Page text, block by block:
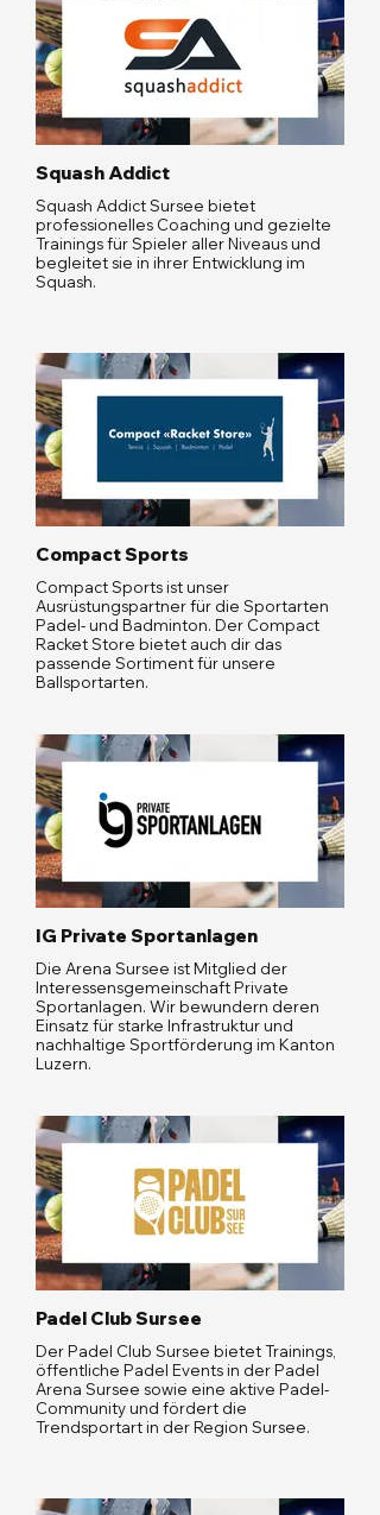
Squash Addict
Squash Addict Sursee bietet
professionelles Coaching und gezielte
Trainings für Spieler aller Niveaus und
begleitet sie in ihrer Entwicklung im
Squash.
Compact Sports
Compact Sports ist unser
Ausrüstungspartner für die Sportarten
Padel- und Badminton. Der Compact
Racket Store bietet auch dir das
passende Sortiment für unsere
Ballsportarten.
IG Private Sportanlagen
Die Arena Sursee ist Mitglied der
Interessensgemeinschaft Private
Sportanlagen. Wir bewundern deren
Einsatz für starke Infrastruktur und
nachhaltige Sportförderung im Kanton
Luzern.
Padel Club Sursee
Der Padel Club Sursee bietet Trainings,
öffentliche Padel Events in der Padel
Arena Sursee sowie eine aktive Padel-
Community und fördert die
Trendsportart in der Region Sursee.